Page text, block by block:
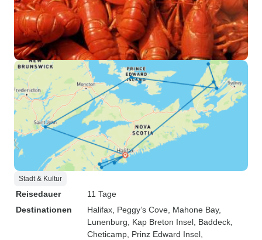
Stadt & Kultur
Reisedauer
11 Tage
Destinationen
Halifax , Peggy’s Cove , Mahone Bay,
Lunenburg , Kap Breton Insel , Baddeck
Cheticamp , Prinz Edward Insel